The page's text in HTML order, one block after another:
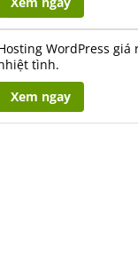
WordPress
tình.
Xem ngay